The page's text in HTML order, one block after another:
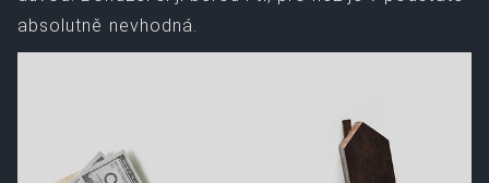
absolutně nevhodná.